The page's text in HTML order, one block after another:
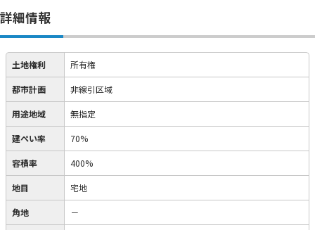
詳細情報
土地権利 所有権
都市計画 非線引区域
用途地域 無指定
建ぺい率 70%
容積率 400%
地目 宅地
角地 －